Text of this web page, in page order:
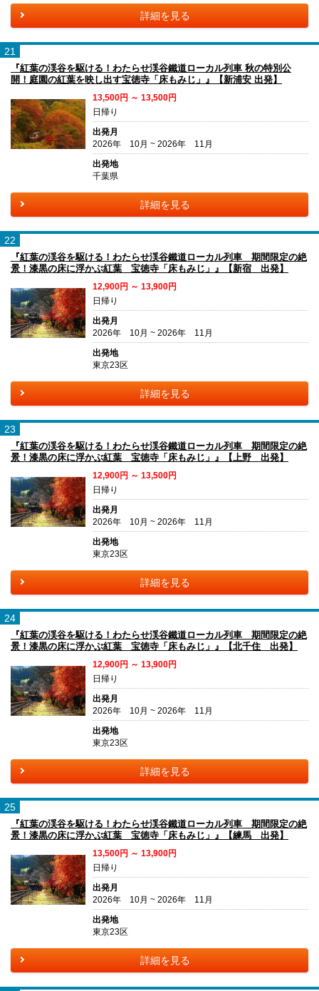
詳細を見る
21
『紅葉の渓谷を駆ける！わたらせ渓谷鐵道ローカル列車 秋の特別公
開！庭園の紅葉を映し出す宝徳寺「床もみじ」』【新浦安 出発】
13,500円 ～ 13,500円
日帰り
出発月
2026年 10月 ~ 2026年 11月
出発地
千葉県
詳細を見る
22
『紅葉の渓谷を駆ける！わたらせ渓谷鐵道ローカル列車 期間限定の絶
景！漆黒の床に浮かぶ紅葉 宝徳寺「床もみじ」』【新宿 出発】
12,900円 ～ 13,900円
日帰り
出発月
2026年 10月 ~ 2026年 11月
出発地
東京23区
詳細を見る
23
『紅葉の渓谷を駆ける！わたらせ渓谷鐵道ローカル列車 期間限定の絶
景！漆黒の床に浮かぶ紅葉 宝徳寺「床もみじ」』【上野 出発】
12,900円 ～ 13,500円
日帰り
出発月
2026年 10月 ~ 2026年 11月
出発地
東京23区
詳細を見る
24
『紅葉の渓谷を駆ける！わたらせ渓谷鐵道ローカル列車 期間限定の絶
景！漆黒の床に浮かぶ紅葉 宝徳寺「床もみじ」』【北千住 出発】
12,900円 ～ 13,900円
日帰り
出発月
2026年 10月 ~ 2026年 11月
出発地
東京23区
詳細を見る
25
『紅葉の渓谷を駆ける！わたらせ渓谷鐵道ローカル列車 期間限定の絶
景！漆黒の床に浮かぶ紅葉 宝徳寺「床もみじ」』【練馬 出発】
13,500円 ～ 13,900円
日帰り
出発月
2026年 10月 ~ 2026年 11月
出発地
東京23区
詳細を見る